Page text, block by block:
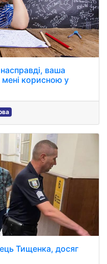
ваша
мені корисною у
Тищенка, досяг